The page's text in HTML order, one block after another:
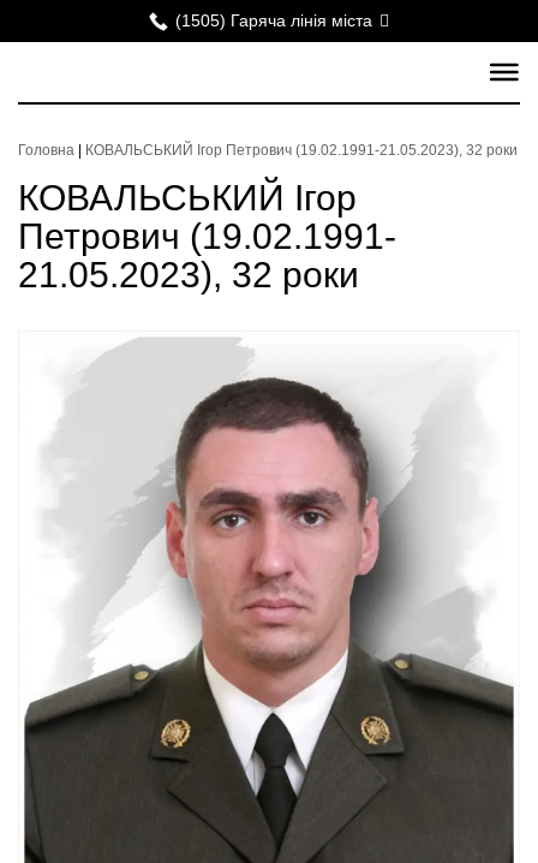
(1505) Гаряча лінія міста
Головна КОВАЛЬСЬКИЙ Ігор Петрович (19.02.1991-21.05.2023), 32 роки
КОВАЛЬСЬКИЙ Ігор
Петрович (19.02.1991-
21.05.2023), 32 роки